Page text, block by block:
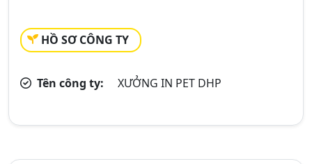
HỒ SƠ CÔNG TY
Tên công ty: XƯỞNG IN PET DHP